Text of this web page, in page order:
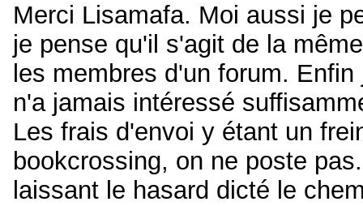
Merci Lisamafa. Moi aussi je
je pense qu'il s'agit de la
les membres d'un forum.
n'a jamais intéressé
Les frais d'envoi y étant un
bookcrossing, on ne poste
laissant le hasard dicté le